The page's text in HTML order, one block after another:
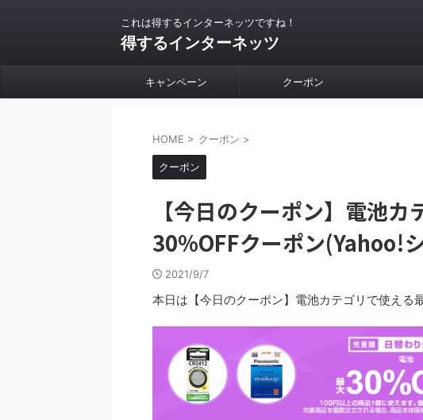
これは得するインターネッツですね！
得するインターネッツ
キャンペーン クーポン
HOME > クーポン >
クーポン
【今日のクーポン】電池
30%OFFクーポン(Yahoo!
2021/9/7
本日は【今日のクーポン】電池カテゴリで使える